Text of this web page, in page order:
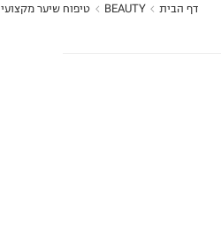
דף הבית BEAUTY טיפוח שיער מקצועי